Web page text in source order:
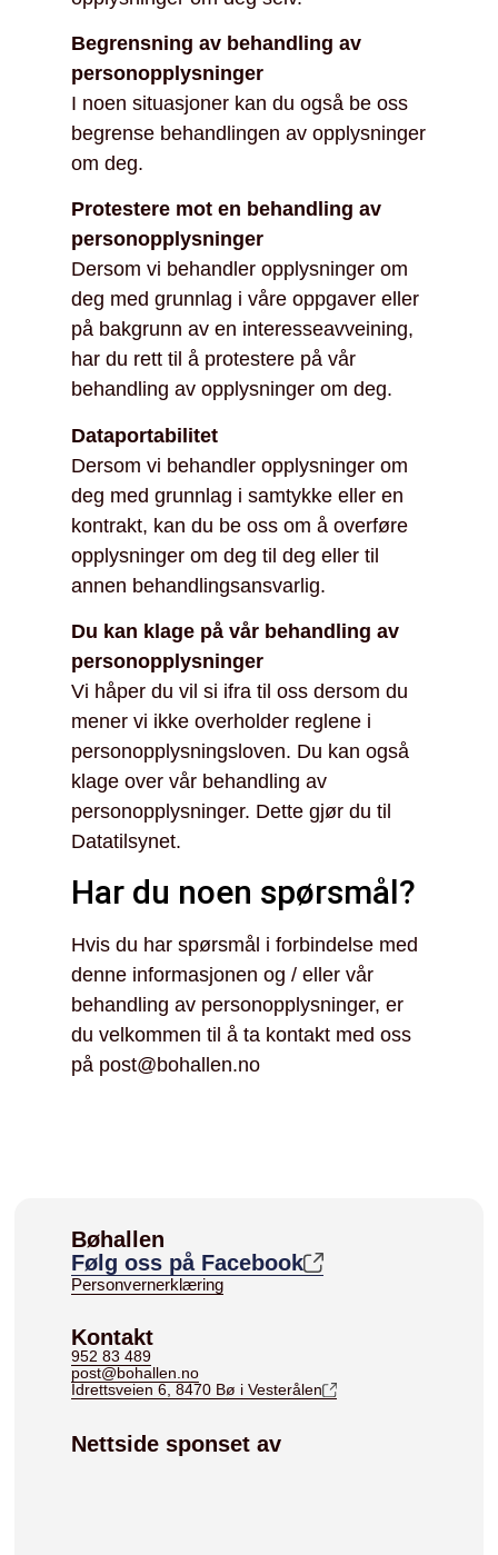
Begrensning av behandling av
personopplysninger
I noen situasjoner kan du også be oss
begrense behandlingen av opplysninger
om deg.
Protestere mot en behandling av
personopplysninger
Dersom vi behandler opplysninger om
deg med grunnlag i våre oppgaver eller
på bakgrunn av en interesseavveining,
har du rett til å protestere på vår
behandling av opplysninger om deg.
Dataportabilitet
Dersom vi behandler opplysninger om
deg med grunnlag i samtykke eller en
kontrakt, kan du be oss om å overføre
opplysninger om deg til deg eller til
annen behandlingsansvarlig.
Du kan klage på vår behandling av
personopplysninger
Vi håper du vil si ifra til oss dersom du
mener vi ikke overholder reglene i
personopplysningsloven. Du kan også
klage over vår behandling av
personopplysninger. Dette gjør du til
Datatilsynet.
Har du noen spørsmål?
Hvis du har spørsmål i forbindelse med
denne informasjonen og / eller vår
behandling av personopplysninger, er
du velkommen til å ta kontakt med oss
på post@bohallen.no
Bøhallen
Følg oss på Facebook
Personvernerklæring
Kontakt
952 83 489
post@bohallen.no
Idrettsveien 6, 8470 Bø i Vesterålen
Nettside sponset av